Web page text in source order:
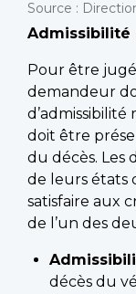
Source :
Admissibilité
Pour être
demandeur
doit être
du décès. Les
de leurs états
satisfaire aux
de l’un des
décès du